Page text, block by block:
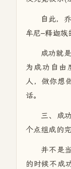
自此，
牟尼–释迦族
成功就
为成功自由
人，做你想
话。
三、成
个点组成的
并不是
的时候不成